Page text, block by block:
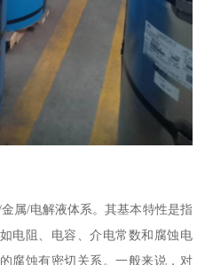
属/电解液体系。其基本特性是指
电阻、电容、介电常数和腐蚀电
腐蚀有密切关系。一般来说，对